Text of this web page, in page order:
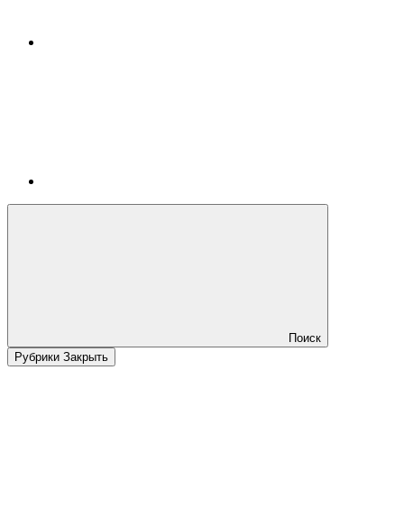
Поиск
Рубрики Закрыть